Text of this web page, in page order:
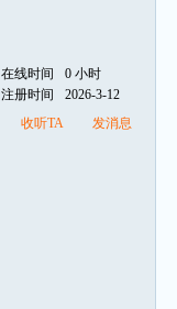
在线时间
0 小时
注册时间
2026-3-12
收听TA
发消息